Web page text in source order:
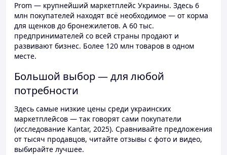
Prom — крупнейший маркетплейс Украины. Здесь 6
млн покупателей находят всё необходимое — от корма
для щенков до бронежилетов. А 60 тыс.
предпринимателей со всей страны продают и
развивают бизнес. Более 120 млн товаров в одном
месте.
Большой выбор — для любой
потребности
Здесь самые низкие цены среди украинских
маркетплейсов — так говорят сами покупатели
(исследование Kantar, 2025). Сравнивайте предложения
от тысяч продавцов, читайте отзывы с фото и видео,
выбирайте лучшее.